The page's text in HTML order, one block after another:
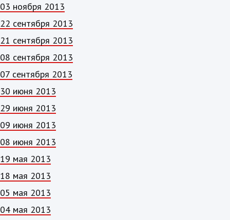
03 ноября 2013
22 сентября 2013
21 сентября 2013
08 сентября 2013
07 сентября 2013
30 июня 2013
29 июня 2013
09 июня 2013
08 июня 2013
19 мая 2013
18 мая 2013
05 мая 2013
04 мая 2013